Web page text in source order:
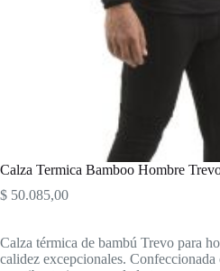
Calza Termica Bamboo Hombre
$ 50.085,00
Calza térmica de bambú Trevo para
calidez excepcionales.